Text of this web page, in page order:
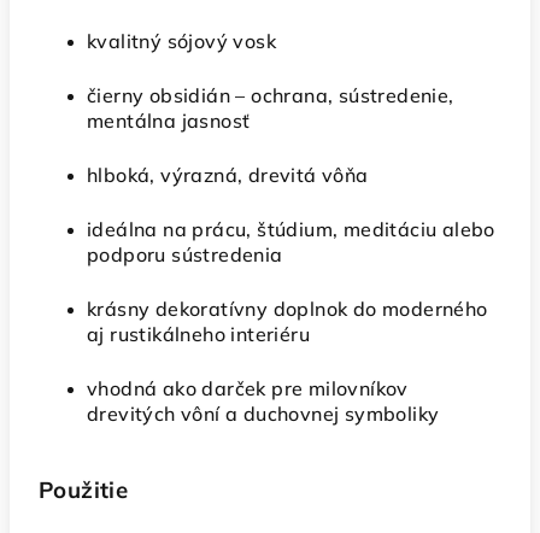
kvalitný sójový vosk
čierny obsidián – ochrana, sústredenie,
mentálna jasnosť
hlboká, výrazná, drevitá vôňa
ideálna na prácu, štúdium, meditáciu alebo
podporu sústredenia
krásny dekoratívny doplnok do moderného
aj rustikálneho interiéru
vhodná ako darček pre milovníkov
drevitých vôní a duchovnej symboliky
Použitie